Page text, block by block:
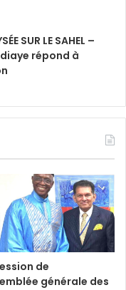
SUR LE SAHEL –
répond à
de
générale des